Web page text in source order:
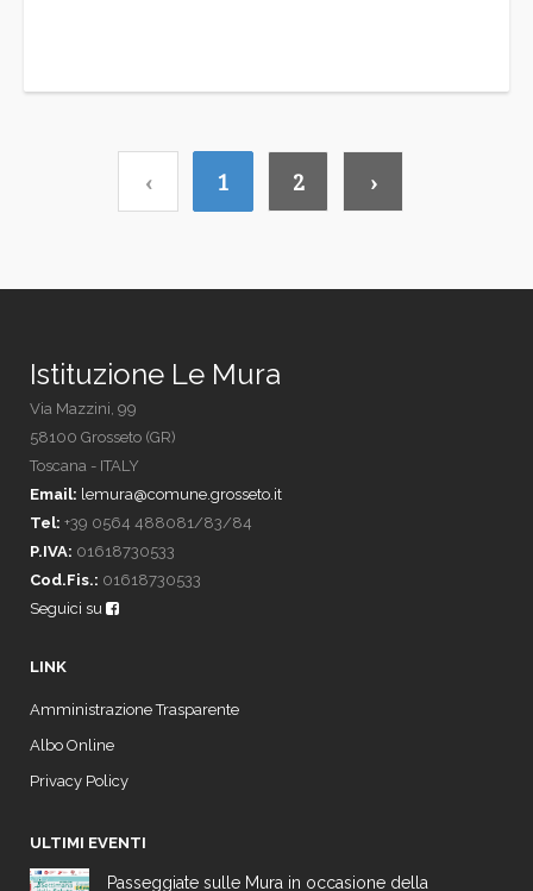
‹ 1 2 ›
Istituzione Le Mura
Via Mazzini, 99
58100 Grosseto (GR)
Toscana - ITALY
Email: lemura@comune.grosseto.it
Tel: +39 0564 488081/83/84
P.IVA: 01618730533
Cod.Fis.: 01618730533
Seguici su
LINK
Amministrazione Trasparente
Albo Online
Privacy Policy
ULTIMI EVENTI
Passeggiate sulle Mura in occasione della